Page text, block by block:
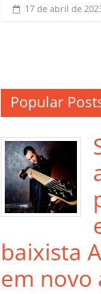
17 de abril de
Popular
baixista
em novo